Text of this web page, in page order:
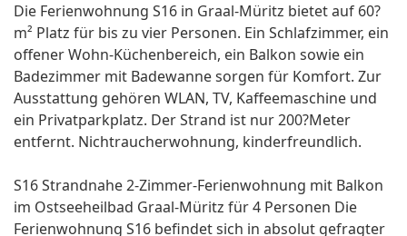
Die Ferienwohnung S16 in Graal-Müritz bietet auf 60?
m² Platz für bis zu vier Personen. Ein Schlafzimmer, ein
offener Wohn-Küchenbereich, ein Balkon sowie ein
Badezimmer mit Badewanne sorgen für Komfort. Zur
Ausstattung gehören WLAN, TV, Kaffeemaschine und
ein Privatparkplatz. Der Strand ist nur 200?Meter
entfernt. Nichtraucherwohnung, kinderfreundlich.
S16 Strandnahe 2-Zimmer-Ferienwohnung mit Balkon
im Ostseeheilbad Graal-Müritz für 4 Personen Die
Ferienwohnung S16 befindet sich in absolut gefragter